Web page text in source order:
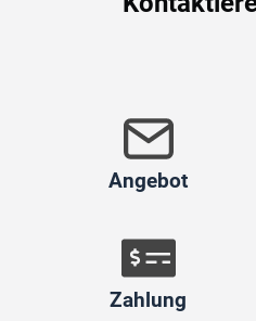
Angebot
Zahlung